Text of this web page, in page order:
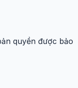
quyền được bảo